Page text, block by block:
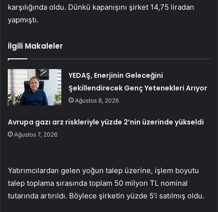
karşılığında oldu. Dünkü kapanışını şirket 14,75 liradan
yapmıştı.
İlgili Makaleler
YEDAŞ, Enerjinin Geleceğini
Şekillendirecek Genç Yetenekleri Arıyor
Ağustos 8, 2026
Avrupa gazı arz riskleriyle yüzde 2’nin üzerinde yükseldi
Ağustos 7, 2026
Yatırımcılardan gelen yoğun talep üzerine, işlem boyutu
talep toplama sırasında toplam 50 milyon TL nominal
tutarında artırıldı. Böylece şirketin yüzde 5’i satılmış oldu.